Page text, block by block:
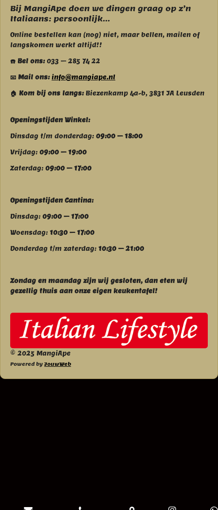
Bij MangiApe doen we dingen graag op z’n
Italiaans: persoonlijk...
Online bestellen kan (nog) niet, maar bellen, mailen of
langskomen werkt altijd!!
☎️ Bel ons: 033 – 285 74 22
📧 Mail ons: info@mangiape.nl
🏠 Kom bij ons langs: Biezenkamp 4a-b, 3831 JA Leusden
Openingstijden Winkel:
Dinsdag t/m donderdag: 09:00 – 18:00
Vrijdag: 09:00 – 19:00
Zaterdag: 09:00 – 17:00
Openingstijden Cantina:
Dinsdag: 09:00 – 17:00
Woensdag: 10:30 – 17:00
Donderdag t/m zaterdag: 10:30 – 21:00
Zondag en maandag zijn wij gesloten, dan eten wij
gezellig thuis aan onze eigen keukentafel!
© 2025 MangiApe
Powered by JouwWeb